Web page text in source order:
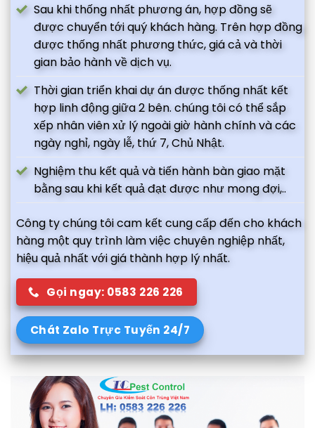
Sau khi thống nhất phương án, hợp đồng sẽ
được chuyển tới quý khách hàng. Trên hợp đồng
được thống nhất phương thức, giá cả và thời
gian bảo hành về dịch vụ.
Thời gian triển khai dự án được thống nhất kết
hợp linh động giữa 2 bên. chúng tôi có thể sắp
xếp nhân viên xử lý ngoài giờ hành chính và các
ngày nghỉ, ngày lễ, thứ 7, Chủ Nhật.
Nghiệm thu kết quả và tiến hành bàn giao mặt
bằng sau khi kết quả đạt được như mong đợi,..
Công ty chúng tôi cam kết cung cấp đến cho khách
hàng một quy trình làm việc chuyên nghiệp nhất,
hiệu quả nhất với giá thành hợp lý nhất.
Gọi ngay: 0583 226 226
Chát Zalo Trực Tuyến 24/7